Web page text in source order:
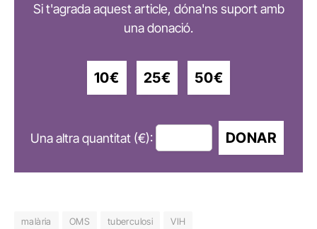
Si t'agrada aquest article, dóna'ns suport amb
una donació.
10€ 25€ 50€
Una altra quantitat (€): DONAR
malària OMS tuberculosi VIH